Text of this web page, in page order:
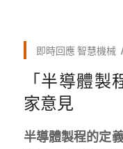
即時回應 智慧機械
「半導體
家意見
半導體製程的定